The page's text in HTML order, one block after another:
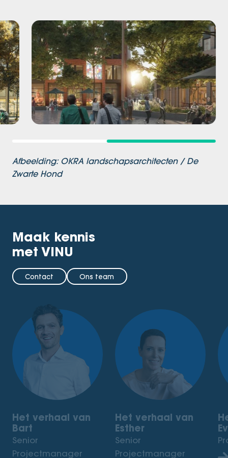
Afbeelding: OKRA landschapsarchitecten / De
Zwarte Hond
Maak kennis
met VINU
Contact Ons team
Het verhaal van
Bart
Senior
Projectmanager
Het verhaal van
Esther
Senior
Projectmanager